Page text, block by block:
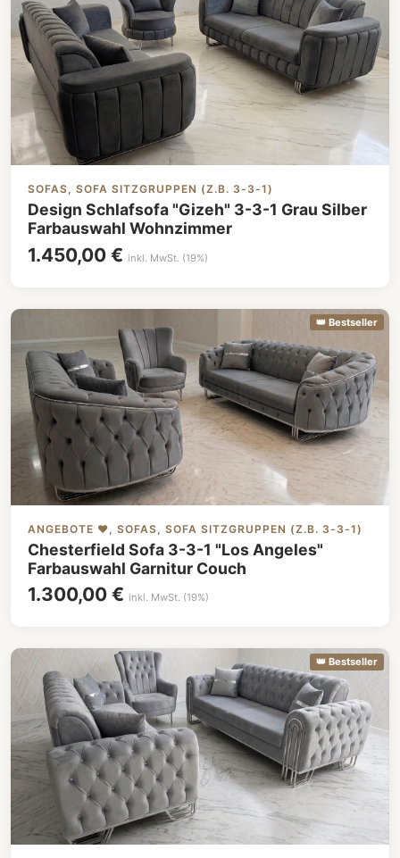
SOFAS, SOFA SITZGRUPPEN (Z.B. 3-3-1)
Design Schlafsofa "Gizeh" 3-3-1 Grau Silber
Farbauswahl Wohnzimmer
1.450,00 € inkl. MwSt. (19%)
👑 Bestseller
ANGEBOTE ❤️, SOFAS, SOFA SITZGRUPPEN (Z.B. 3-3-1)
Chesterfield Sofa 3-3-1 "Los Angeles"
Farbauswahl Garnitur Couch
1.300,00 € inkl. MwSt. (19%)
👑 Bestseller